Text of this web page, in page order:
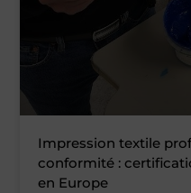
Impression textile
conformité :
en Europe